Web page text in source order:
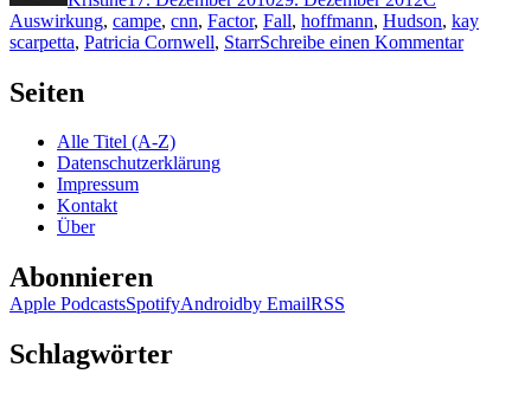
Auswirkung, campe, cnn, Factor, Fall, hoffmann, Hudson, kay
scarpetta, Patricia Cornwell, StarrSchreibe einen Kommentarzu
Seiten
Alle Titel (A-Z)
Datenschutzerklärung
Impressum
Kontakt
Über
Abonnieren
Apple PodcastsSpotifyAndroidby EmailRSS
Schlagwörter